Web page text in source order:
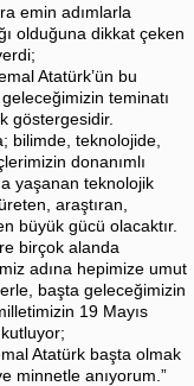
emin adımlarla
olduğuna dikkat çeken
Atatürk’ün bu
teminatı
göstergesidir.
bilimde, teknolojide,
donanımlı
yaşanan teknolojik
araştıran,
büyük gücü olacaktır.
birçok alanda
adına hepimize umut
başta geleceğimizin
19 Mayıs
Atatürk başta olmak
minnetle anıyorum.”